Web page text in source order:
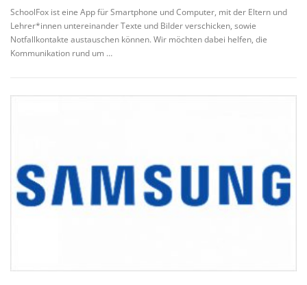
SchoolFox ist eine App für Smartphone und Computer, mit der Eltern und
Lehrer*innen untereinander Texte und Bilder verschicken, sowie
Notfallkontakte austauschen können. Wir möchten dabei helfen, die
Kommunikation rund um …